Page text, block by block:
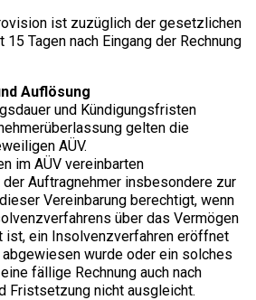
ist zuzüglich der gesetzlichen
Tagen nach Eingang der Rechnung
Auflösung​
und Kündigungsfristen
gelten die
AÜV.
im AÜV vereinbarten
Auftragnehmer insbesondere zur
Vereinbarung berechtigt, wenn
über das Vermögen
ist, ein Insolvenzverfahren eröffnet
wurde oder ein solches
fällige Rechnung auch nach
Fristsetzung nicht ausgleicht.